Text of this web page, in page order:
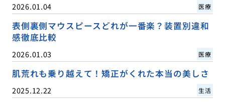
2026.01.04 医療
表側裏側マウスピースどれが一番楽？装置別違和
感徹底比較
2026.01.03 医療
肌荒れも乗り越えて！矯正がくれた本当の美しさ
2025.12.22 生活